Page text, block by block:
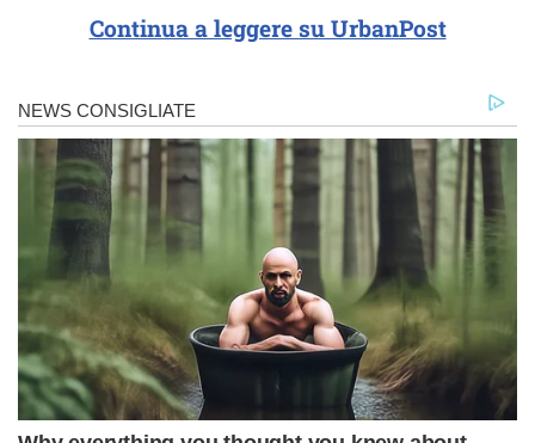
Continua a leggere su UrbanPost